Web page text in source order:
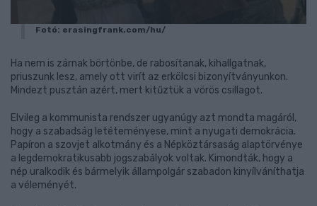
Fotó: erasingfrank.com/hu/
Ha nem is zárnak börtönbe, de rabosítanak, kihallgatnak,
priuszunk lesz, amely ott virít az erkölcsi bizonyítványunkon.
Mindezt pusztán azért, mert kitűztük a vörös csillagot.
Elvileg a kommunista rendszer ugyanúgy azt mondta magáról,
hogy a szabadság letéteményese, mint a nyugati demokrácia.
Papíron a szovjet alkotmány és a Népköztársaság alaptörvénye
a legdemokratikusabb jogszabályok voltak. Kimondták, hogy a
nép uralkodik és bármelyik állampolgár szabadon kinyílváníthatja
a véleményét.